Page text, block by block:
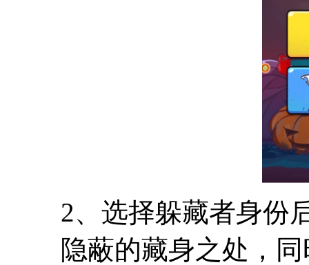
2、选择躲藏者身份
隐蔽的藏身之处，